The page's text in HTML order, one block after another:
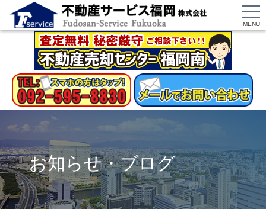
MENU
お知らせ・ブログ